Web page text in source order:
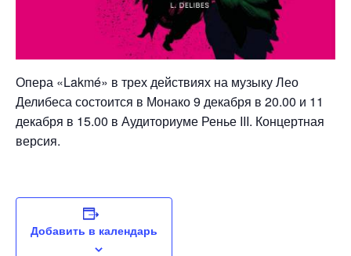
Опера «Lakmé» в трех действиях на музыку Лео
Делибеса состоится в Монако 9 декабря в 20.00 и 11
декабря в 15.00 в Аудиториуме Ренье III. Концертная
версия.
Добавить в календарь